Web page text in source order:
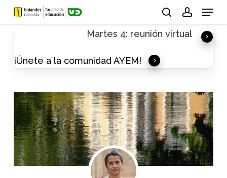
Skip
Menu
Martes 4: reunión virtual
¡Únete a la comunidad AYEM!